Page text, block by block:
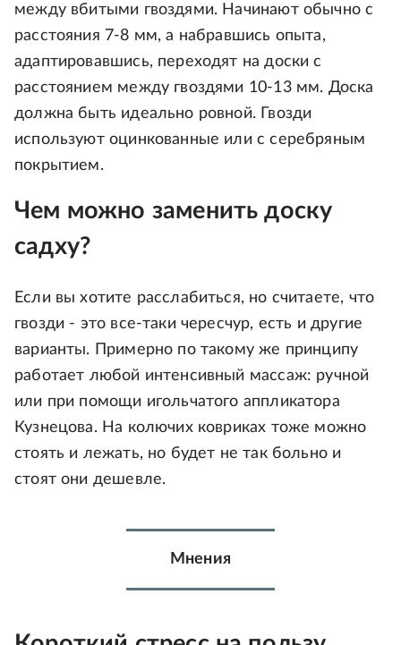
между вбитыми гвоздями. Начинают обычно с
расстояния 7-8 мм, а набравшись опыта,
адаптировавшись, переходят на доски с
расстоянием между гвоздями 10-13 мм. Доска
должна быть идеально ровной. Гвозди
используют оцинкованные или с серебряным
покрытием.
Чем можно заменить доску
садху?
Если вы хотите расслабиться, но считаете, что
гвозди - это все-таки чересчур, есть и другие
варианты. Примерно по такому же принципу
работает любой интенсивный массаж: ручной
или при помощи игольчатого аппликатора
Кузнецова. На колючих ковриках тоже можно
стоять и лежать, но будет не так больно и
стоят они дешевле.
Мнения